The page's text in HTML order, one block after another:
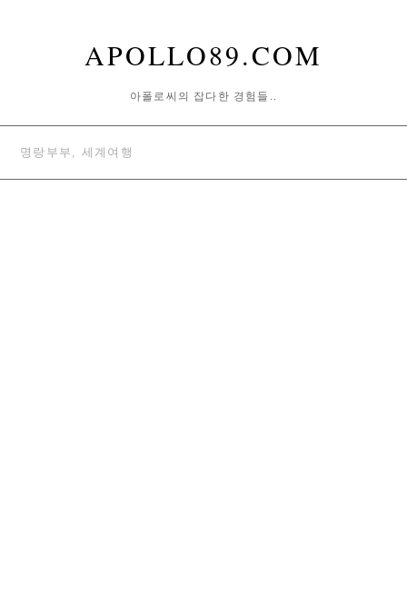
APOLLO89.COM
아폴로씨의 잡다한 경험들..
명랑부부, 세계여행